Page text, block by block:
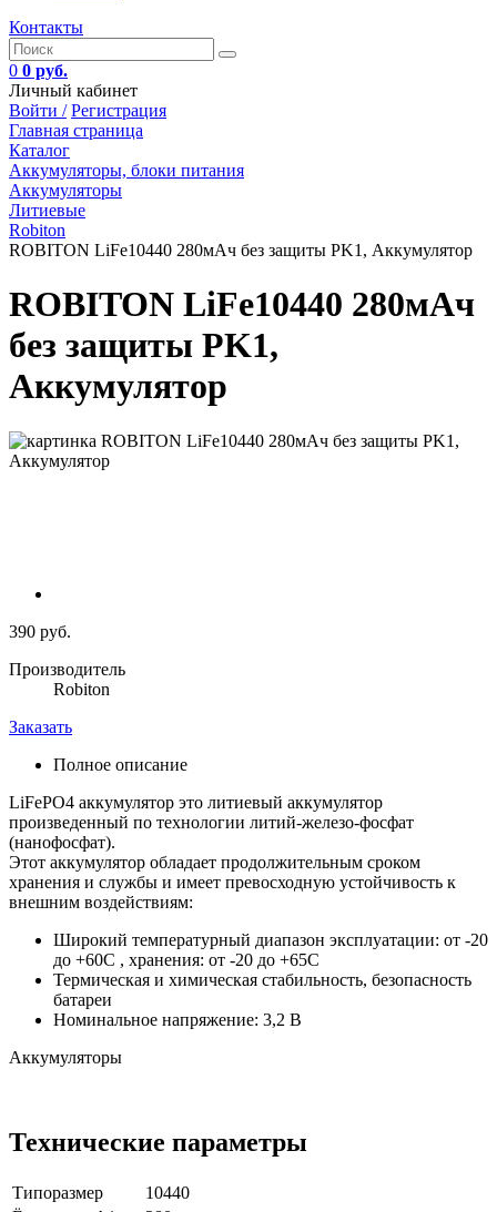
Контакты
0 0 руб.
Личный кабинет
Войти / Регистрация
Главная страница
Каталог
Аккумуляторы, блоки питания
Аккумуляторы
Литиевые
Robiton
ROBITON LiFe10440 280мАч без защиты PK1, Аккумулятор
ROBITON LiFe10440 280мАч
без защиты PK1,
Аккумулятор
390 руб.
Производитель
Robiton
Заказать
Полное описание
LiFePO4 аккумулятор это литиевый аккумулятор
произведенный по технологии литий-железо-фосфат
(нанофосфат).
Этот аккумулятор обладает продолжительным сроком
хранения и службы и имеет превосходную устойчивость к
внешним воздействиям:
Широкий температурный диапазон эксплуатации: от -20
до +60С , хранения: от -20 до +65С
Термическая и химическая стабильность, безопасность
батареи
Номинальное напряжение: 3,2 В
Аккумуляторы
Технические параметры
Типоразмер
10440